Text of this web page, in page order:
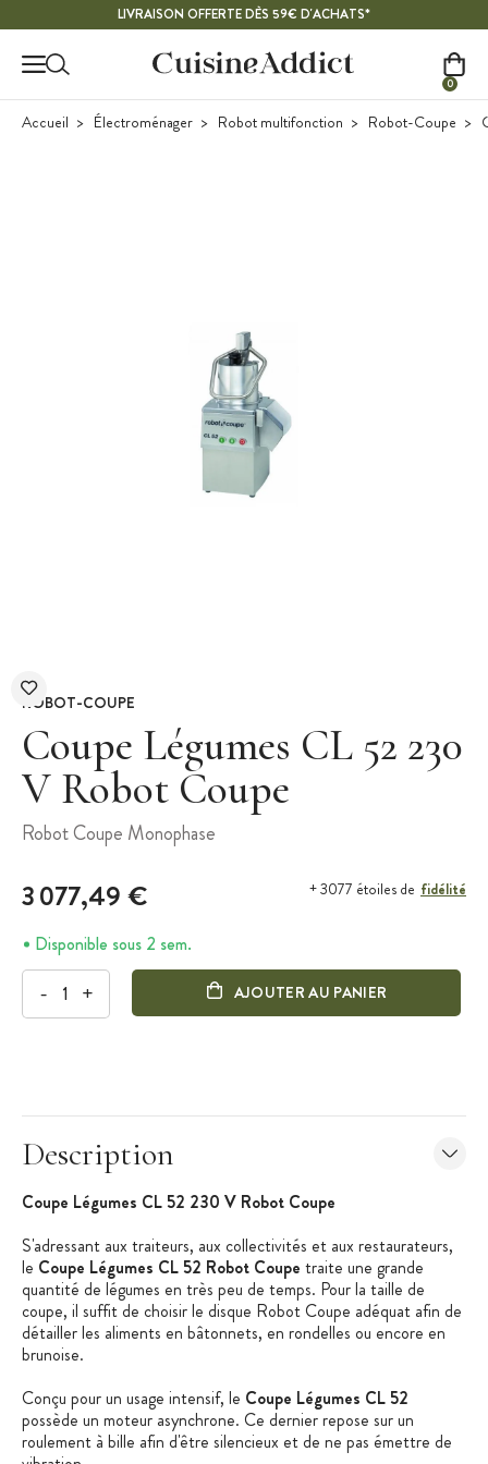
LIVRAISON OFFERTE DÈS 59€ D'ACHATS*
0
Accueil Électroménager Robot multifonction Robot-Coupe
ROBOT-COUPE
Coupe Légumes CL 52 230
V Robot Coupe
Robot Coupe Monophase
3 077,49 € + 3077 étoiles de fidélité
Disponible sous 2 sem.
- + AJOUTER AU PANIER
Description
Coupe Légumes CL 52 230 V Robot Coupe
S'adressant aux traiteurs, aux collectivités et aux restaurateurs,
le Coupe Légumes CL 52 Robot Coupe traite une grande
quantité de légumes en très peu de temps. Pour la taille de
coupe, il suffit de choisir le disque Robot Coupe adéquat afin de
détailler les aliments en bâtonnets, en rondelles ou encore en
brunoise.
Conçu pour un usage intensif, le Coupe Légumes CL 52
possède un moteur asynchrone. Ce dernier repose sur un
roulement à bille afin d'être silencieux et de ne pas émettre de